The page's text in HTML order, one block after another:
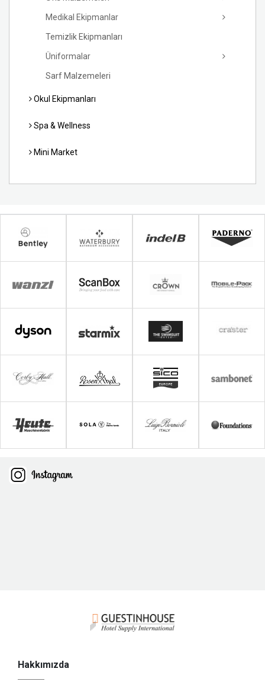
Medikal Ekipmanlar
Temizlik Ekipmanları
Üniformalar
Sarf Malzemeleri
Okul Ekipmanları
Spa & Wellness
Mini Market
Hakkımızda